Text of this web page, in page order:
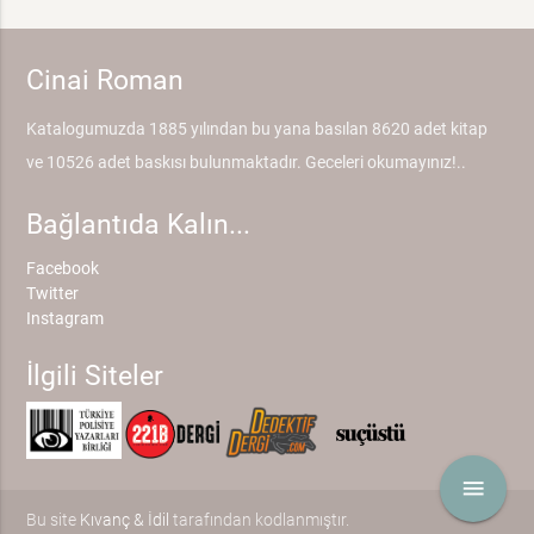
menu
Cinai Roman
Katalogumuzda 1885 yılından bu yana basılan 8620 adet kitap
ve 10526 adet baskısı bulunmaktadır. Geceleri okumayınız!..
Bağlantıda Kalın...
Facebook
Twitter
Instagram
İlgili Siteler
Bu site Kıvanç & İdil tarafından kodlanmıştır.